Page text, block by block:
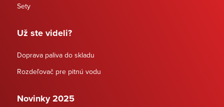
Sety
Už ste videli?
Doprava paliva do skladu
Rozdeľovač pre pitnú vodu
Novinky 2025